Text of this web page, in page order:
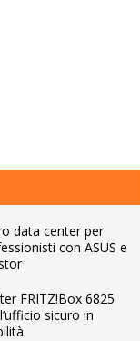
data center per
con ASUS e
FRITZ!Box 6825
sicuro in